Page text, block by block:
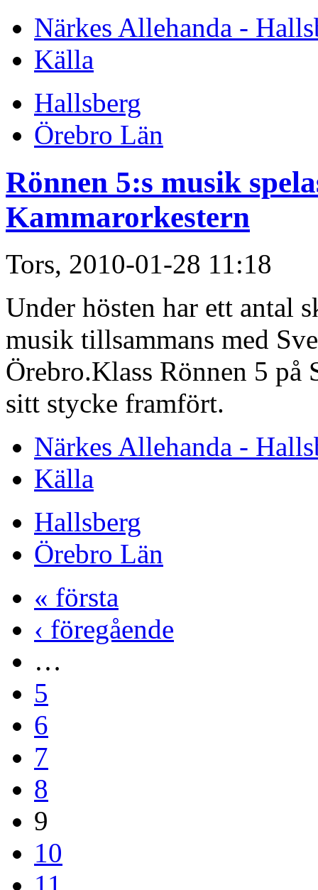
Närkes Allehanda -
Källa
Hallsberg
Örebro Län
Rönnen 5:s musik
Kammarorkestern
Tors, 2010-01-28 11:18
Under hösten har ett antal
musik tillsammans med
Örebro.Klass Rönnen 5 på
sitt stycke framfört.
Närkes Allehanda -
Källa
Hallsberg
Örebro Län
« första
‹ föregående
…
5
6
7
8
9
10